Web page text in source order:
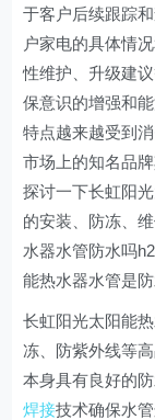
于客户后续跟踪
户家电的具体情
性维护、升级建
保意识的增强和
特点越来越受到
市场上的知名品
探讨一下长虹阳
的安装、防冻、
水器水管防水吗
能热水器水管是防
长虹阳光太阳能
冻、防紫外线等
本身具有良好的
焊接技术确保水